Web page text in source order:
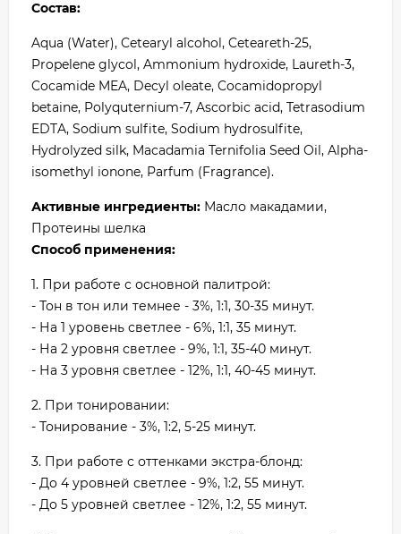
Состав:
Aqua (Water), Cetearyl alcohol, Ceteareth-25,
Propelene glycol, Ammonium hydroxide, Laureth-3,
Cocamide MEA, Decyl oleate, Cocamidopropyl
betaine, Polyquternium-7, Ascorbic acid, Tetrasodium
EDTA, Sodium sulfite, Sodium hydrosulfite,
Hydrolyzed silk, Macadamia Ternifolia Seed Oil, Alpha-
isomethyl ionone, Parfum (Fragrance).
Активные ингредиенты: Масло макадамии,
Протеины шелка
Способ применения:
1. При работе с основной палитрой:
- Тон в тон или темнее - 3%, 1:1, 30-35 минут.
- На 1 уровень светлее - 6%, 1:1, 35 минут.
- На 2 уровня светлее - 9%, 1:1, 35-40 минут.
- На 3 уровня светлее - 12%, 1:1, 40-45 минут.
2. При тонировании:
- Тонирование - 3%, 1:2, 5-25 минут.
3. При работе с оттенками экстра-блонд:
- До 4 уровней светлее - 9%, 1:2, 55 минут.
- До 5 уровней светлее - 12%, 1:2, 55 минут.